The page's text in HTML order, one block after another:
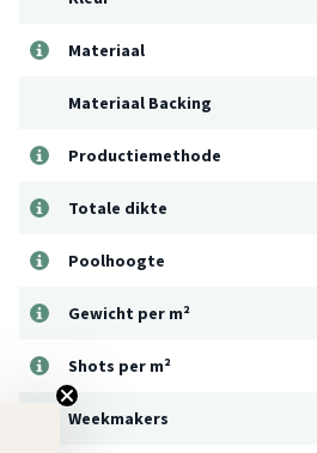
Materiaal
Materiaal Backing
Productiemethode
Totale dikte
Poolhoogte
Gewicht per m²
Shots per m²
Weekmakers